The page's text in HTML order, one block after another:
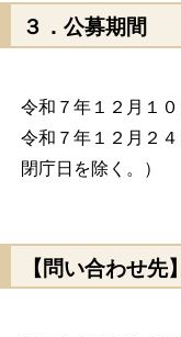
３．公募期間
令和７年１２月１
令和７年１２月２
閉庁日を除く。）
【問い合わせ先】